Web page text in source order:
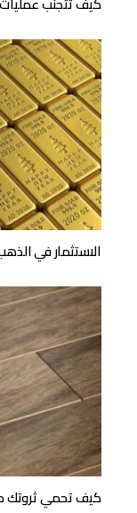
الاستثمار في
كيف تحمي ثروتك